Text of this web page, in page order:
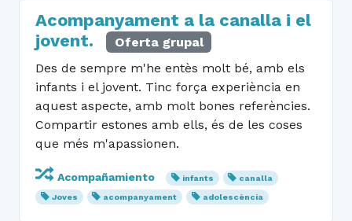
Acompanyament a la canalla i el
jovent.
Oferta grupal
Des de sempre m'he entès molt bé, amb els
infants i el jovent. Tinc força experiència en
aquest aspecte, amb molt bones referències.
Compartir estones amb ells, és de les coses
que més m'apassionen.
Acompañamiento infants
canalla
Joves
acompanyament adolescència